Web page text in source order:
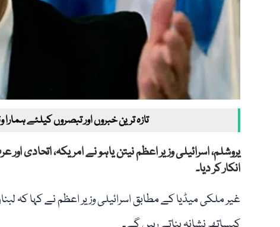
تازہ ترین خبروں اور تبصروں کیلئے
یروشلم، اسرائیلی وزیر اعظم نیتن یاہو نے امریکہ،
انکار کر دیا۔
غیر ملکی میڈیا کے مطابق اسرائیلی وزیر اعظم نے کہا کہ